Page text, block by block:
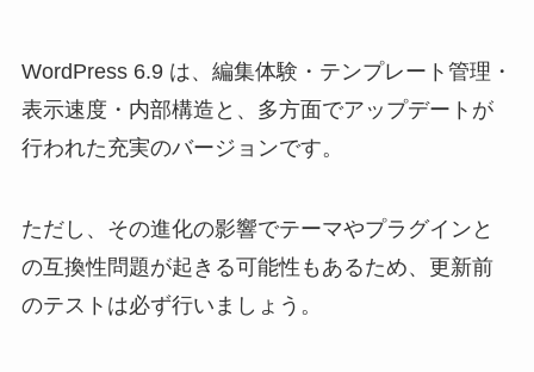
WordPress 6.9 は、編集体験・テンプレート管理・
表示速度・内部構造と、多方面でアップデートが
行われた充実のバージョンです。
ただし、その進化の影響でテーマやプラグインと
の互換性問題が起きる可能性もあるため、更新前
のテストは必ず行いましょう。